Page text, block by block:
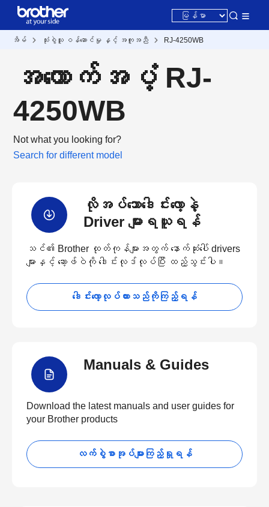
အိမ် သုံးစွဲသူ ဝန်ဆောင်မှု နှင့် အကူအညီ RJ-4250WB
အထောက်အပံ့ RJ-
4250WB
Not what you looking for?
Search for different model
လိုအပ်သောဒေါင်းလော့နဲ့
Driver များရယူရန်
သင်၏ Brother ထုတ်ကုန်များအတွက် နောက်ဆုံးပေါ် drivers
များနှင့် ဆော့ဖ်ဝဲကို ဒေါင်းလုဒ်လုပ်ပြီး ထည့်သွင်းပါ။
ဒေါင်းလော့လုပ်ထားသည်ကိုကြည့်ရန်
Manuals & Guides
Download the latest manuals and user guides for
your Brother products
လက်စွဲစာအုပ်များကြည့်ရှုရန်